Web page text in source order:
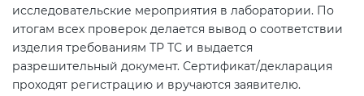
исследовательские мероприятия в лаборатории. По
итогам всех проверок делается вывод о соответствии
изделия требованиям ТР ТС и выдается
разрешительный документ. Сертификат/декларация
проходят регистрацию и вручаются заявителю.